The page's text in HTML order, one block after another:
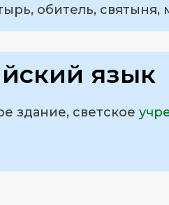
обитель, святыня,
язык
здание, светское